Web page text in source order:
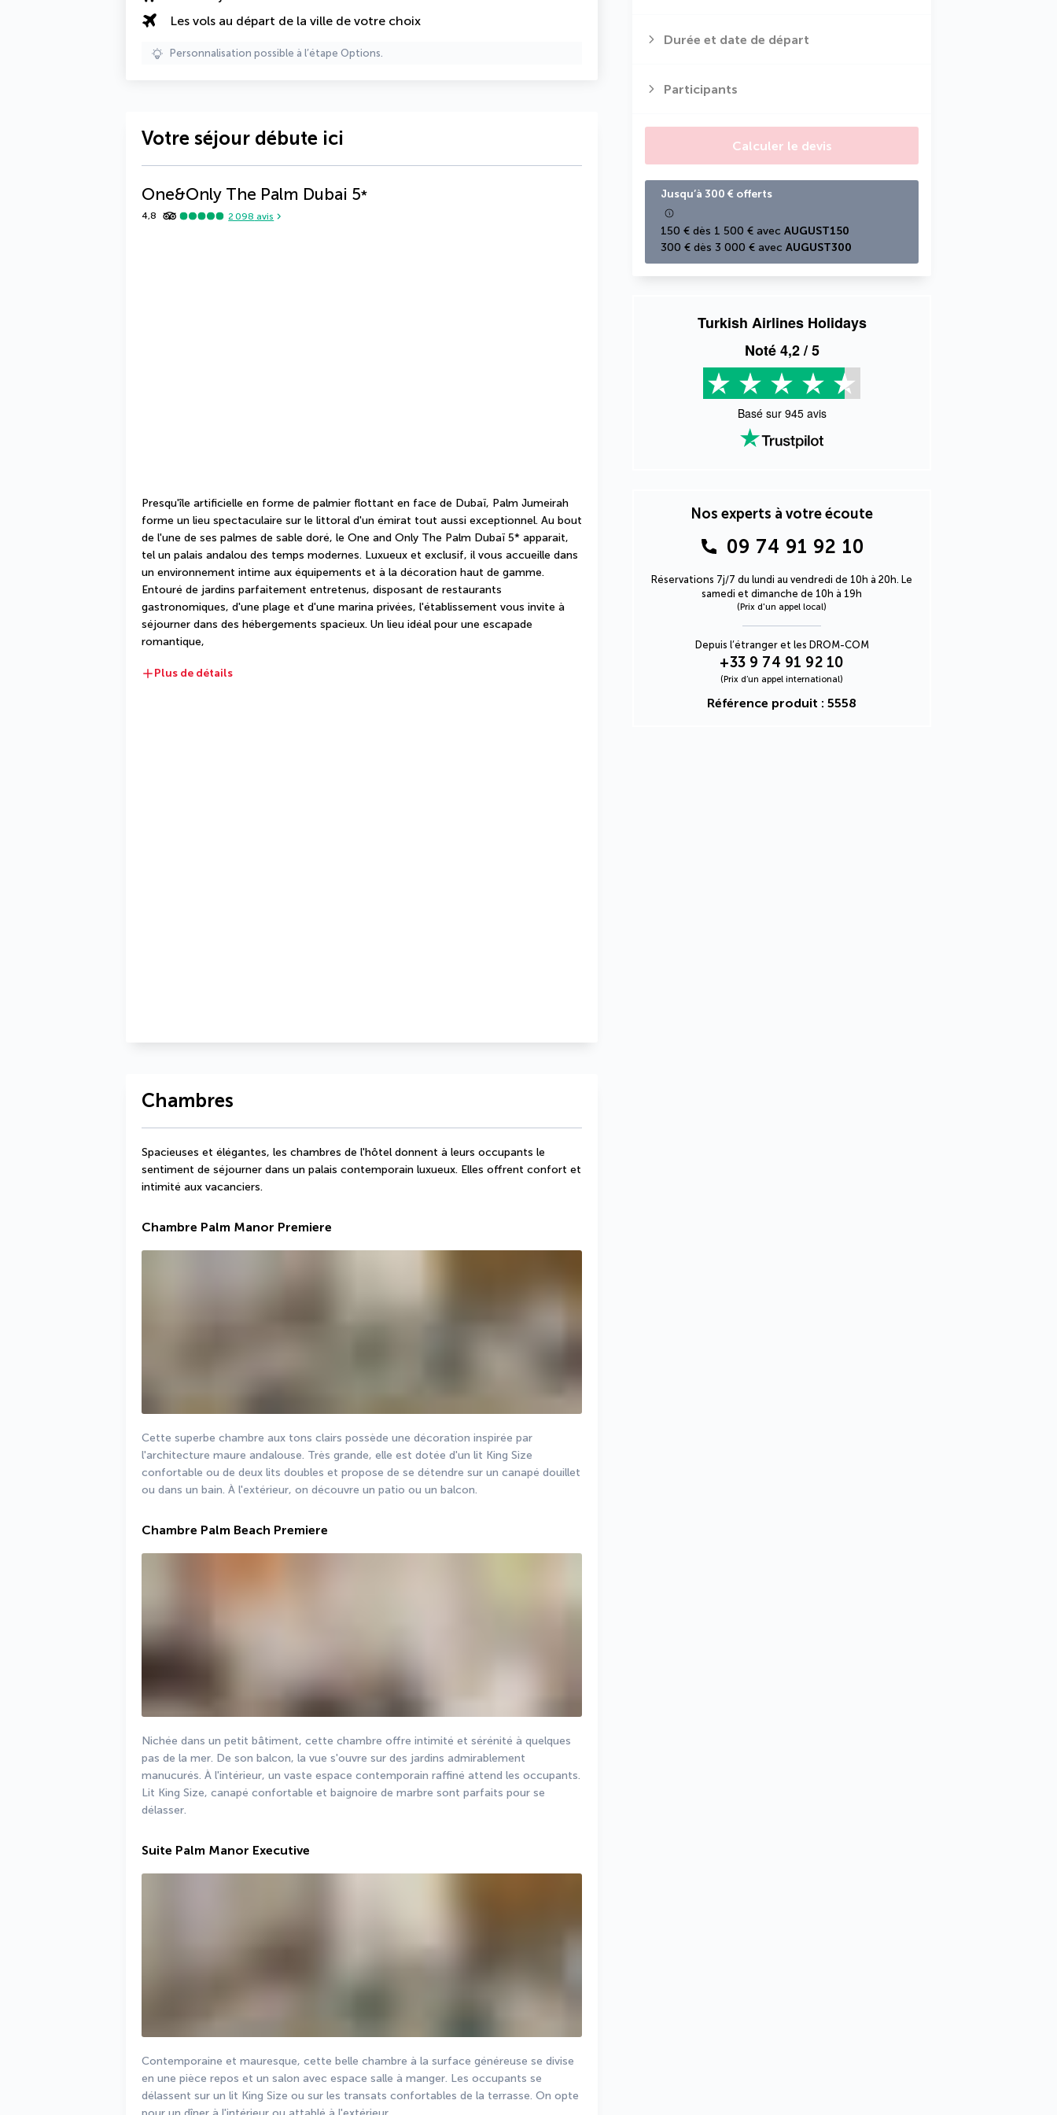
Durée et date de départ
Participants
Calculer le devis
Jusqu’à 300 € offerts
150 € dès 1 500 € avec AUGUST150
300 € dès 3 000 € avec AUGUST300
Turkish Airlines Holidays
Noté4,2/ 5
Basé sur 945avis
Nos experts à votre écoute
09 74 91 92 10
Réservations 7j/7 du lundi au vendredi de 10h à 20h. Le
samedi et dimanche de 10h à 19h
(Prix d'un appel local)
Depuis l’étranger et les DROM-COM
+33 9 74 91 92 10
(Prix d’un appel international)
Référence produit : 5558
Les vols au départ de la ville de votre choix
Personnalisation possible à l’étape Options.
Votre séjour débute ici
One&Only The Palm Dubai 5*
4,8 2 098 avis
Presqu'île artificielle en forme de palmier flottant en face de Dubaï, Palm Jumeirah
forme un lieu spectaculaire sur le littoral d'un émirat tout aussi exceptionnel. Au bout
de l'une de ses palmes de sable doré, le One and Only The Palm Dubaï 5* apparait,
tel un palais andalou des temps modernes. Luxueux et exclusif, il vous accueille dans
un environnement intime aux équipements et à la décoration haut de gamme.
Entouré de jardins parfaitement entretenus, disposant de restaurants
gastronomiques, d'une plage et d'une marina privées, l'établissement vous invite à
séjourner dans des hébergements spacieux. Un lieu idéal pour une escapade
romantique,
Plus de détails
Chambres
Spacieuses et élégantes, les chambres de l'hôtel donnent à leurs occupants le
sentiment de séjourner dans un palais contemporain luxueux. Elles offrent confort et
intimité aux vacanciers.
Chambre Palm Manor Premiere
Cette superbe chambre aux tons clairs possède une décoration inspirée par
l'architecture maure andalouse. Très grande, elle est dotée d'un lit King Size
confortable ou de deux lits doubles et propose de se détendre sur un canapé douillet
ou dans un bain. À l'extérieur, on découvre un patio ou un balcon.
Chambre Palm Beach Premiere
Nichée dans un petit bâtiment, cette chambre offre intimité et sérénité à quelques
pas de la mer. De son balcon, la vue s'ouvre sur des jardins admirablement
manucurés. À l'intérieur, un vaste espace contemporain raffiné attend les occupants.
Lit King Size, canapé confortable et baignoire de marbre sont parfaits pour se
délasser.
Suite Palm Manor Executive
Contemporaine et mauresque, cette belle chambre à la surface généreuse se divise
en une pièce repos et un salon avec espace salle à manger. Les occupants se
délassent sur un lit King Size ou sur les transats confortables de la terrasse. On opte